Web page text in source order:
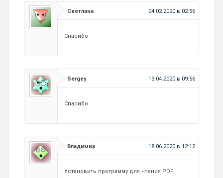
Светлана 04.02.2020 в 02:56
Спасибо
Sergey 13.04.2020 в 09:56
Спасибо
Владимир 18.06.2020 в 12:12
Установить программу для чтения PDF